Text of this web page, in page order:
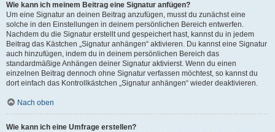
Wie kann ich meinem Beitrag eine Signatur anfügen?
Um eine Signatur an deinen Beitrag anzufügen, musst du zunächst eine
solche in den Einstellungen in deinem persönlichen Bereich entwerfen.
Nachdem du die Signatur erstellt und gespeichert hast, kannst du in jedem
Beitrag das Kästchen „Signatur anhängen“ aktivieren. Du kannst eine Signatur
auch hinzufügen, indem du in deinem persönlichen Bereich das
standardmäßige Anhängen deiner Signatur aktivierst. Wenn du einen
einzelnen Beitrag dennoch ohne Signatur verfassen möchtest, so kannst du
dort einfach das Kontrollkästchen „Signatur anhängen“ wieder deaktivieren.
Nach oben
Wie kann ich eine Umfrage erstellen?